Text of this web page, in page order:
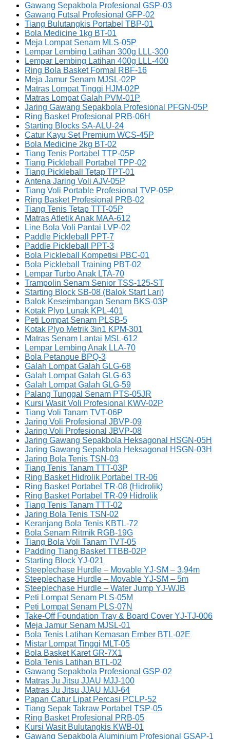
Gawang Sepakbola Profesional GSP-03
Gawang Futsal Profesional GFP-02
Tiang Bulutangkis Portabel TBP-01
Bola Medicine 1kg BT-01
Meja Lompat Senam MLS-05P
Lempar Lembing Latihan 300g LLL-300
Lempar Lembing Latihan 400g LLL-400
Ring Bola Basket Formal RBF-16
Meja Jamur Senam MJSL-02P
Matras Lompat Tinggi HJM-02P
Matras Lompat Galah PVM-01P
Jaring Gawang Sepakbola Profesional PFGN-05P
Ring Basket Profesional PRB-06H
Starting Blocks SA-ALU-24
Catur Kayu Set Premium WCS-45P
Bola Medicine 2kg BT-02
Tiang Tenis Portabel TTP-05P
Tiang Pickleball Portabel TPP-02
Tiang Pickleball Tetap TPT-01
Antena Jaring Voli AJV-05P
Tiang Voli Portable Profesional TVP-05P
Ring Basket Profesional PRB-02
Tiang Tenis Tetap TTT-05P
Matras Atletik Anak MAA-612
Line Bola Voli Pantai LVP-02
Paddle Pickleball PPT-7
Paddle Pickleball PPT-3
Bola Pickleball Kompetisi PBC-01
Bola Pickleball Training PBT-02
Lempar Turbo Anak LTA-70
Trampolin Senam Senior TSS-125-ST
Starting Block SB-08 (Balok Start Lari)
Balok Keseimbangan Senam BKS-03P
Kotak Plyo Lunak KPL-401
Peti Lompat Senam PLSB-5
Kotak Plyo Metrik 3in1 KPM-301
Matras Senam Lantai MSL-612
Lempar Lembing Anak LLA-70
Bola Petanque BPQ-3
Galah Lompat Galah GLG-68
Galah Lompat Galah GLG-63
Galah Lompat Galah GLG-59
Palang Tunggal Senam PTS-05JR
Kursi Wasit Voli Profesional KWV-02P
Tiang Voli Tanam TVT-06P
Jaring Voli Profesional JBVP-09
Jaring Voli Profesional JBVP-08
Jaring Gawang Sepakbola Heksagonal HSGN-05H
Jaring Gawang Sepakbola Heksagonal HSGN-03H
Jaring Bola Tenis TSN-03
Tiang Tenis Tanam TTT-03P
Ring Basket Hidrolik Portabel TR-06
Ring Basket Portabel TR-08 (Hidrolik)
Ring Basket Portabel TR-09 Hidrolik
Tiang Tenis Tanam TTT-02
Jaring Bola Tenis TSN-02
Keranjang Bola Tenis KBTL-72
Bola Senam Ritmik RGB-19G
Tiang Bola Voli Tanam TVT-05
Padding Tiang Basket TTBB-02P
Starting Block YJ-021
Steeplechase Hurdle – Movable YJ-SM – 3,94m
Steeplechase Hurdle – Movable YJ-SM – 5m
Steeplechase Hurdle – Water Jump YJ-WJB
Peti Lompat Senam PLS-05M
Peti Lompat Senam PLS-07N
Take-Off Foundation Tray & Board Cover YJ-TJ-006
Meja Jamur Senam MJSL-01
Bola Tenis Latihan Kemasan Ember BTL-02E
Mistar Lompat Tinggi MLT-05
Bola Basket Karet GR-7X1
Bola Tenis Latihan BTL-02
Gawang Sepakbola Profesional GSP-02
Matras Ju Jitsu JJAU MJJ-100
Matras Ju Jitsu JJAU MJJ-64
Papan Catur Lipat Percasi PCLP-52
Tiang Sepak Takraw Portabel TSP-05
Ring Basket Profesional PRB-05
Kursi Wasit Bulutangkis KWB-01
Gawang Sepakbola Aluminium Profesional GSAP-1